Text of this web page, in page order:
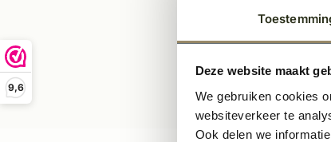
Deze website maakt
We gebruiken cookies
websiteverkeer te
Ook delen we
9,6